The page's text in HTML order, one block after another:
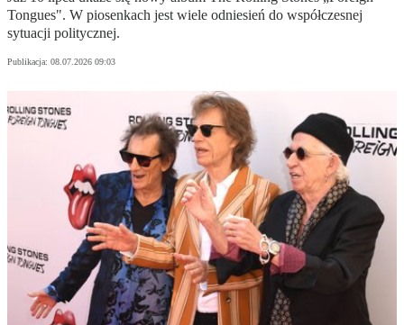
Tongues". W piosenkach jest wiele odniesień do współczesnej
sytuacji politycznej.
Publikacja: 08.07.2026 09:03